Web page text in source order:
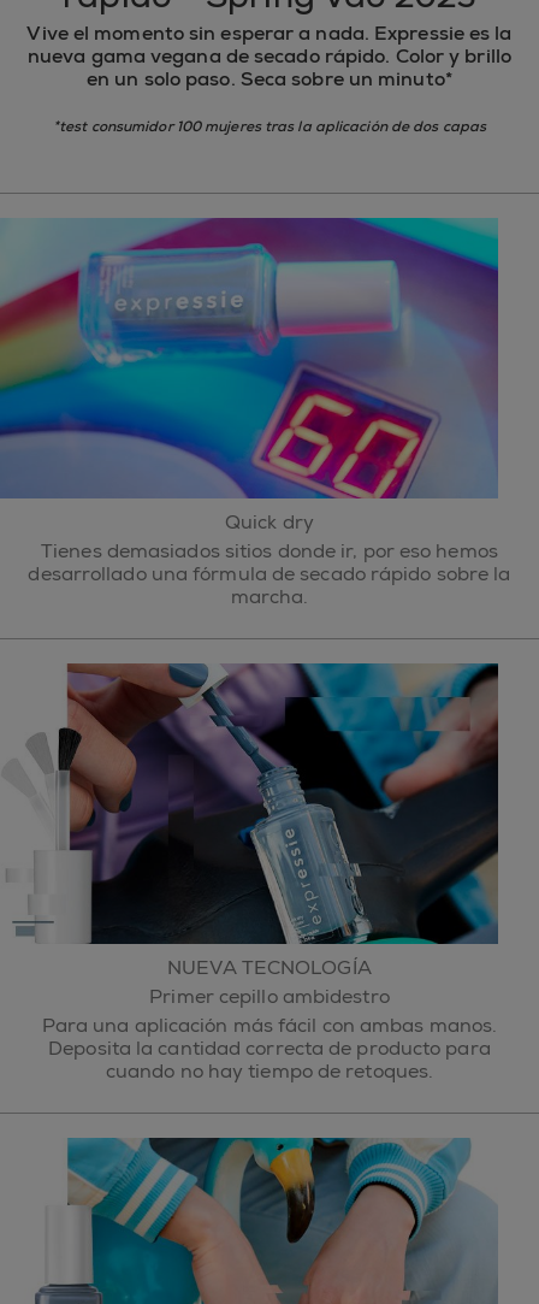
Vive el momento sin esperar a nada. Expressie es la
nueva gama vegana de secado rápido. Color y brillo
en un solo paso. Seca sobre un minuto*
*test consumidor 100 mujeres tras la aplicación de dos capas
Quick dry
Tienes demasiados sitios donde ir, por eso hemos
desarrollado una fórmula de secado rápido sobre la
marcha.
NUEVA TECNOLOGÍA
Primer cepillo ambidestro
Para una aplicación más fácil con ambas manos.
Deposita la cantidad correcta de producto para
cuando no hay tiempo de retoques.